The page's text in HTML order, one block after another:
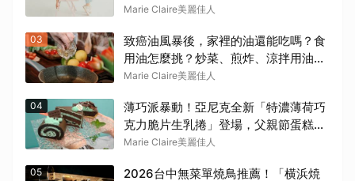
方法
Marie Claire美麗佳人
03
致癌油風暴後，家裡的油還能吃嗎？食
用油怎麼挑？炒菜、煎炸、涼拌用油一
次看懂
Marie Claire美麗佳人
04
薄巧派暴動！亞尼克全新「特濃薄荷巧
克力脆片生乳捲」登場，父親節蛋糕限
時88折
Marie Claire美麗佳人
05
2026台中無菜單燒鳥推薦！「横浜焼